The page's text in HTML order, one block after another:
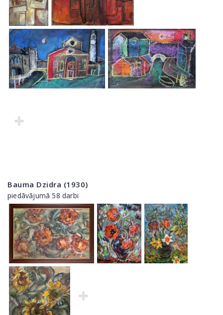
Bauma Dzidra (1930)
piedāvājumā 58 darbi